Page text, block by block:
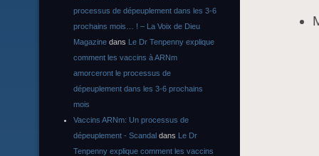
processus de dépeuplement dans les 3-6
prochains mois… ! – La Voix de Dieu
Magazine dans Le Dr Tenpenny explique
comment les vaccins à ARNm
amorceront le processus de
dépeuplement dans les 3-6 prochains
mois
Vaccins ARNm: Un processus de
dépeuplement - Scandal dans Le Dr
Tenpenny explique comment les vaccins